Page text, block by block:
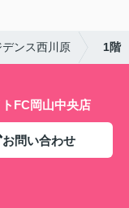
ンス西川原 1階
FC岡山中央店
お問い合わせ